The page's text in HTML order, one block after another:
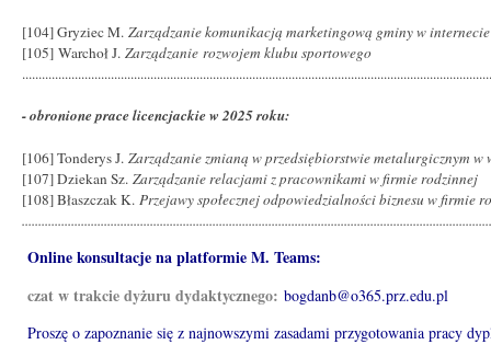
[104] Gryziec M. Zarządzanie komunikacją marketingową gminy w internecie
[105] Warchoł J. Zarządzanie rozwojem klubu sportowego
- obronione prace licencjackie w 2025 roku:
[106] Tonderys J. Zarządzanie zmianą w przedsiębiorstwie metalurgicznym w
[107] Dziekan Sz. Zarządzanie relacjami z pracownikami w firmie rodzinnej
[108] Błaszczak K. Przejawy społecznej odpowiedzialności biznesu w firmie
Online konsultacje na platformie M. Teams:
czat w trakcie dyżuru dydaktycznego: bogdanb@o365.prz.edu.pl
Proszę o zapoznanie się z najnowszymi zasadami przygotowania pracy